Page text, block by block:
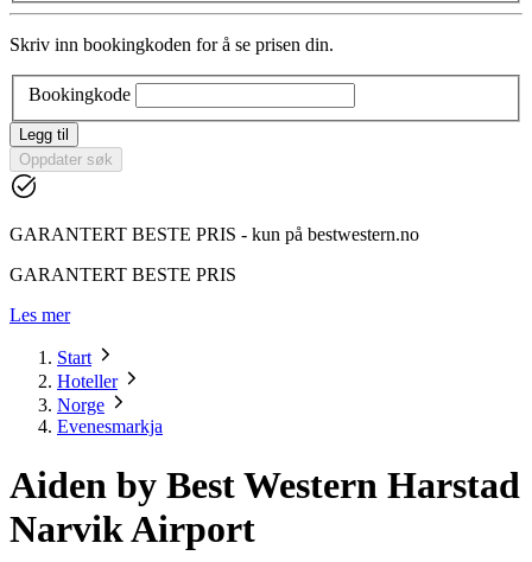
Skriv inn bookingkoden for å se prisen din.
Bookingkode
Legg til
Oppdater søk
GARANTERT BESTE PRIS - kun på bestwestern.no
GARANTERT BESTE PRIS
Les mer
Start
Hoteller
Norge
Evenesmarkja
Aiden by Best Western Harstad
Narvik Airport